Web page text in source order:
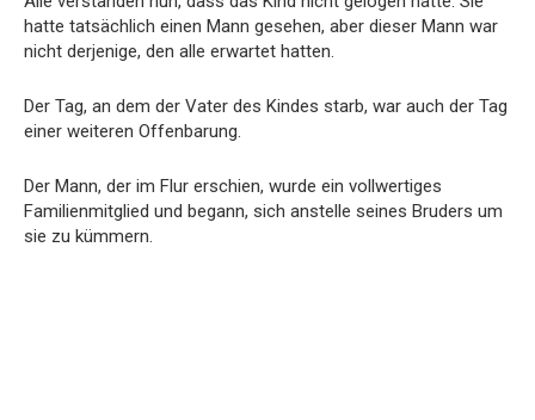
hatte tatsächlich einen Mann gesehen, aber dieser Mann war
nicht derjenige, den alle erwartet hatten.
Der Tag, an dem der Vater des Kindes starb, war auch der Tag
einer weiteren Offenbarung.
Der Mann, der im Flur erschien, wurde ein vollwertiges
Familienmitglied und begann, sich anstelle seines Bruders um
sie zu kümmern.